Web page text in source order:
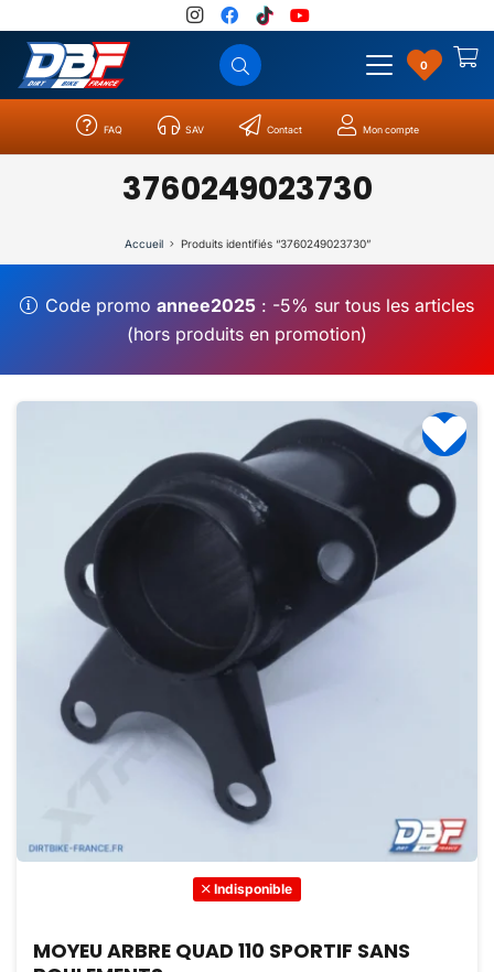
0
FAQ SAV Contact Mon compte
3760249023730
Accueil Produits identifiés “3760249023730”
Code promo annee2025: -5% sur tous les articles
(hors produits en promotion)
Indisponible
MOYEU ARBRE QUAD 110 SPORTIF SANS
Catégories Résultats